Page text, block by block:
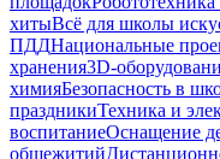
хитыВсё для школы
ПДДНациональные
хранения3D-
химияБезопасность в
праздникиТехника и
воспитаниеОснащение
общежитий